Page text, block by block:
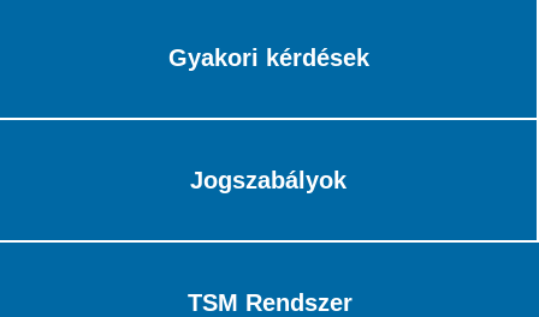
Gyakori kérdések
Jogszabályok
TSM Rendszer